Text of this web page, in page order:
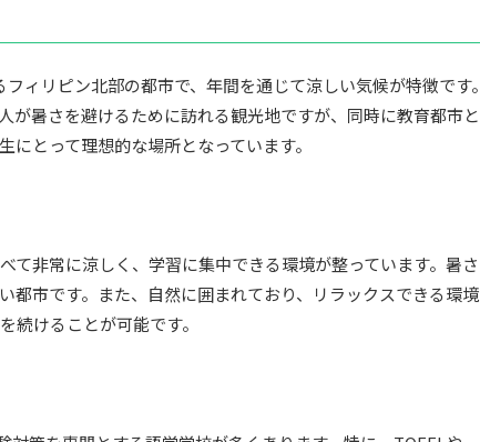
ィリピン北部の都市で、年間を通じて涼しい気候が特徴です。
が暑さを避けるために訪れる観光地ですが、同時に教育都市と
とって理想的な場所となっています。
て非常に涼しく、学習に集中できる環境が整っています。暑さ
都市です。また、自然に囲まれており、リラックスできる環境
続けることが可能です。